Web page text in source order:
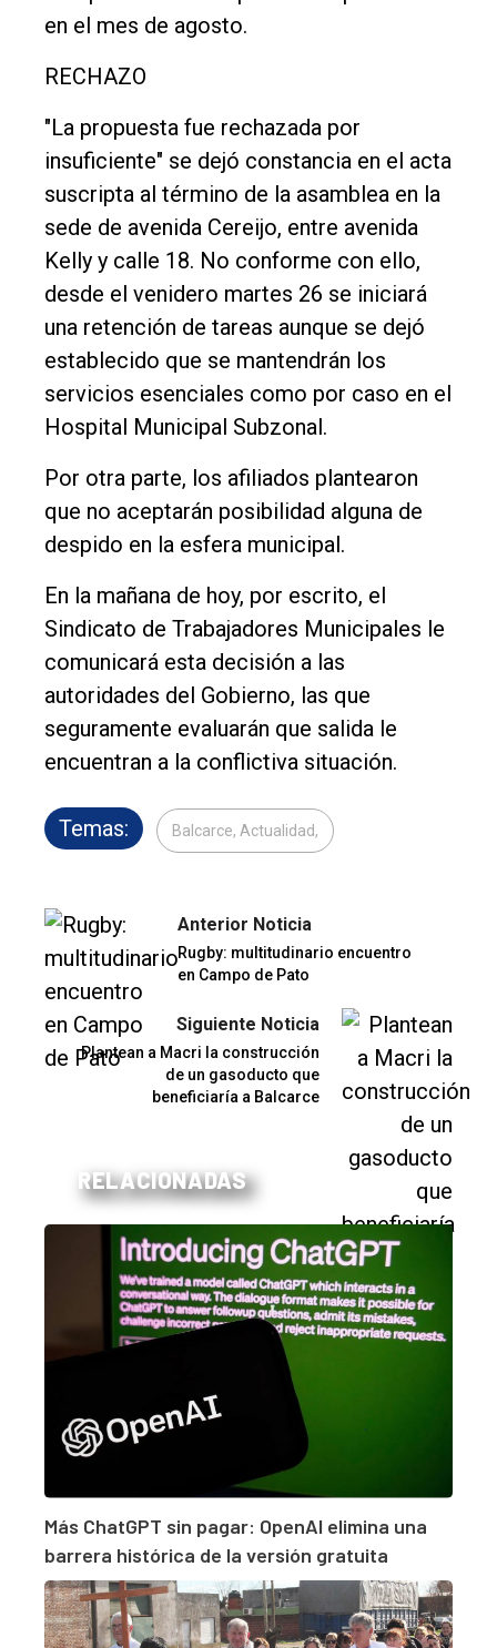
en el mes de agosto.
RECHAZO
"La propuesta fue rechazada por
insuficiente" se dejó constancia en el acta
suscripta al término de la asamblea en la
sede de avenida Cereijo, entre avenida
Kelly y calle 18. No conforme con ello,
desde el venidero martes 26 se iniciará
una retención de tareas aunque se dejó
establecido que se mantendrán los
servicios esenciales como por caso en el
Hospital Municipal Subzonal.
Por otra parte, los afiliados plantearon
que no aceptarán posibilidad alguna de
despido en la esfera municipal.
En la mañana de hoy, por escrito, el
Sindicato de Trabajadores Municipales le
comunicará esta decisión a las
autoridades del Gobierno, las que
seguramente evaluarán que salida le
encuentran a la conflictiva situación.
Temas: Balcarce, Actualidad,
Anterior Noticia
Rugby: multitudinario encuentro
en Campo de Pato
Siguiente Noticia
Plantean a Macri la construcción
de un gasoducto que
beneficiaría a Balcarce
RELACIONADAS
Más ChatGPT sin pagar: OpenAI elimina una
barrera histórica de la versión gratuita